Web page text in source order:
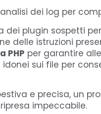
dei log per
dei plugin sospetti
delle istruzioni
PHP per garantire
idonei sui file per
e precisa, un
impeccabile.